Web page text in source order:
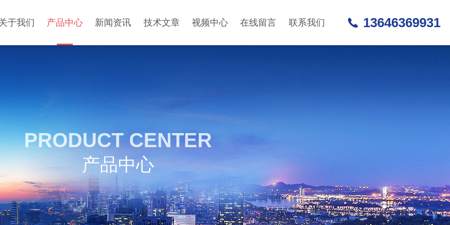
于我们 产品中心 新闻资讯 技术文章 视频中心 在线留言 联系我们 13646369931
PRODUCT CENTER
产品中心